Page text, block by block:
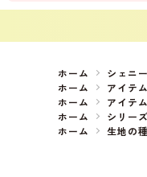
ホーム シェニ
ホーム
アイテ
ホーム
アイテ
ホーム
シリー
ホーム
生地の